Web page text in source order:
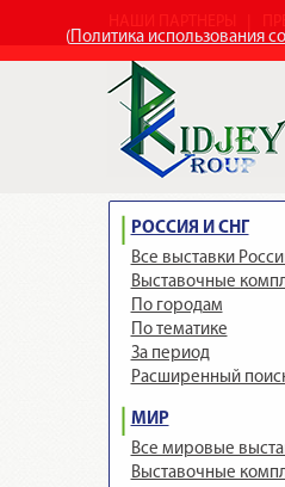
(Политика использования
РОССИЯ И СНГ
Все выставки
Выставочные
По городам
По тематике
За период
Расширенный
МИР
Все мировые
Выставочные